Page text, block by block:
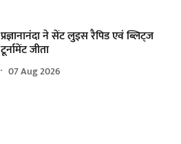
प्रज्ञानानंदा ने सेंट लुइस रैपिड एवं ब्लिट्ज
टूर्नामेंट जीता
07 Aug 2026